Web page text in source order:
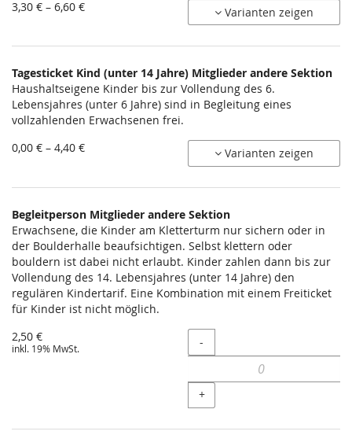
von
3,30 € – 6,60 € Varianten zeigen
Tagesticket Kind (unter 14 Jahre) Mitglieder andere Sektion
Haushaltseigene Kinder bis zur Vollendung des 6.
Lebensjahres (unter 6 Jahre) sind in Begleitung eines
vollzahlenden Erwachsenen frei.
von
0,00 € – 4,40 € Varianten zeigen
Begleitperson Mitglieder andere Sektion
Erwachsene, die Kinder am Kletterturm nur sichern oder in
der Boulderhalle beaufsichtigen. Selbst klettern oder
bouldern ist dabei nicht erlaubt. Kinder zahlen dann bis zur
Vollendung des 14. Lebensjahres (unter 14 Jahre) den
regulären Kindertarif. Eine Kombination mit einem Freiticket
für Kinder ist nicht möglich.
2,50 €
inkl. 19% MwSt. Menge
-
+